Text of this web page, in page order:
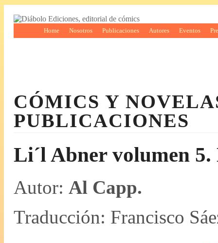
Home Nosotros Publicaciones Autores Eventos
CÓMICS Y
PUBLICACIONES
Li´l Abner volumen
Autor: Al Capp.
Traducción: Francisco